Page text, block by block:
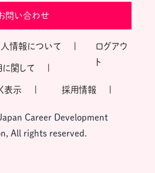
問い合わせ
情報について
関して
表示 採用情報
ログアウ
ト
Career Development
All rights reserved.